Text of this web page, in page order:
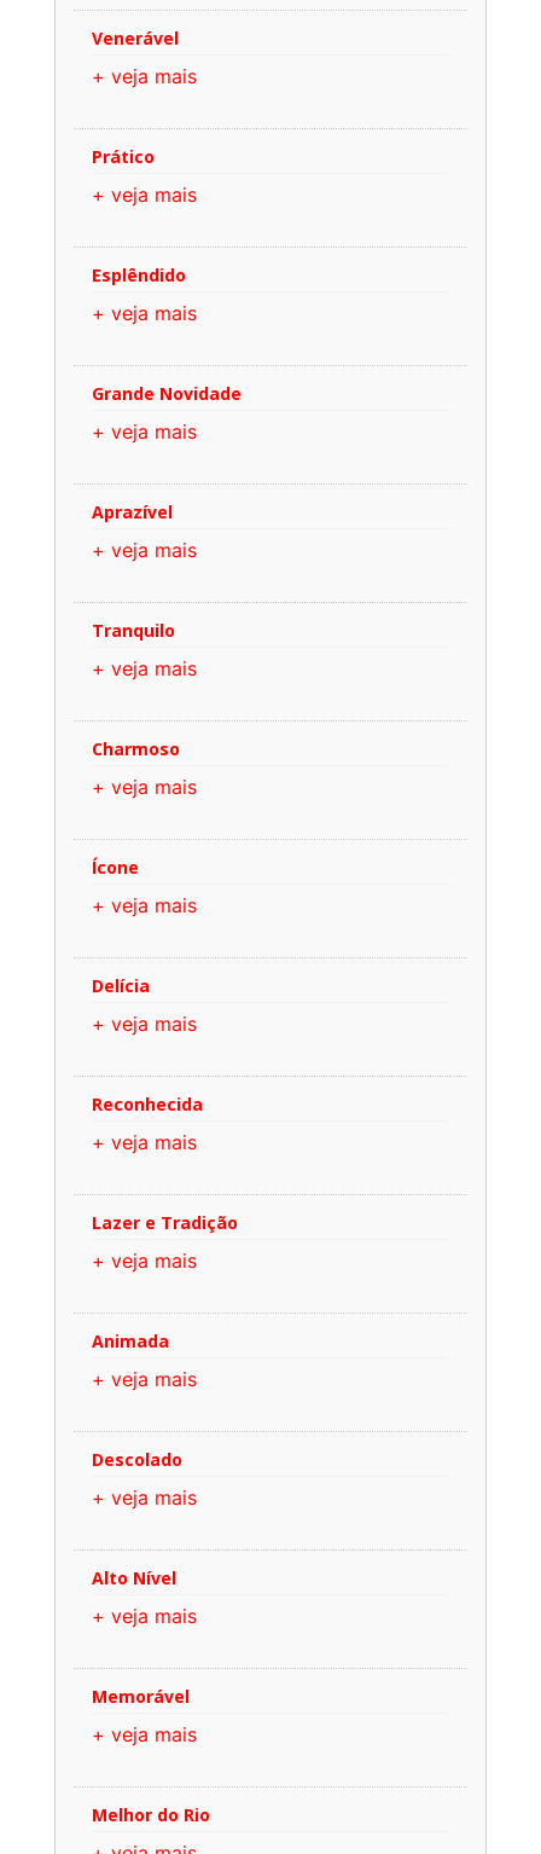
Venerável
+ veja mais
Prático
+ veja mais
Esplêndido
+ veja mais
Grande Novidade
+ veja mais
Aprazível
+ veja mais
Tranquilo
+ veja mais
Charmoso
+ veja mais
Ícone
+ veja mais
Delícia
+ veja mais
Reconhecida
+ veja mais
Lazer e Tradição
+ veja mais
Animada
+ veja mais
Descolado
+ veja mais
Alto Nível
+ veja mais
Memorável
+ veja mais
Melhor do Rio